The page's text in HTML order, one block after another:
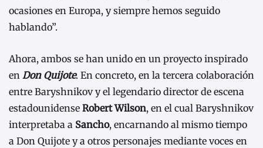
ocasiones en Europa, y siempre hemos seguido
hablando”.
Ahora, ambos se han unido en un proyecto inspirado
en Don Quijote. En concreto, en la tercera colaboración
entre Baryshnikov y el legendario director de escena
estadounidense Robert Wilson, en el cual Baryshnikov
interpretaba a Sancho, encarnando al mismo tiempo
a Don Quijote y a otros personajes mediante voces en